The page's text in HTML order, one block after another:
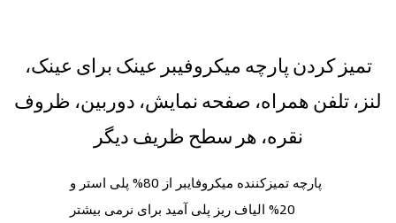
تمیز کردن پارچه میکروفیبر عینک برای عینک،
لنز، تلفن همراه، صفحه نمایش، دوربین، ظروف
نقره، هر سطح ظریف دیگر
پارچه تمیزکننده میکروفایبر از 80% پلی استر و
20% الیاف ریز پلی آمید برای نرمی بیشتر